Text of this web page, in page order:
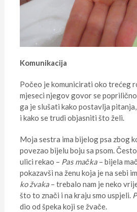
Komunikacija
Počeo je komunicirati oko trećeg
mjeseci njegov govor se
ga je slušati kako postavlja
i kako se trudi objasniti što želi.
Moja sestra ima bijelog psa zbog
povezao bijelu boju sa psom.
ulici rekao – Pas mačka– bijela
pokazavši na ženu koja je na sebi
ko žvaka– trebalo nam je neko
što to znači i na kraju smo uspjeli.
dio od špeka koji se žvače.